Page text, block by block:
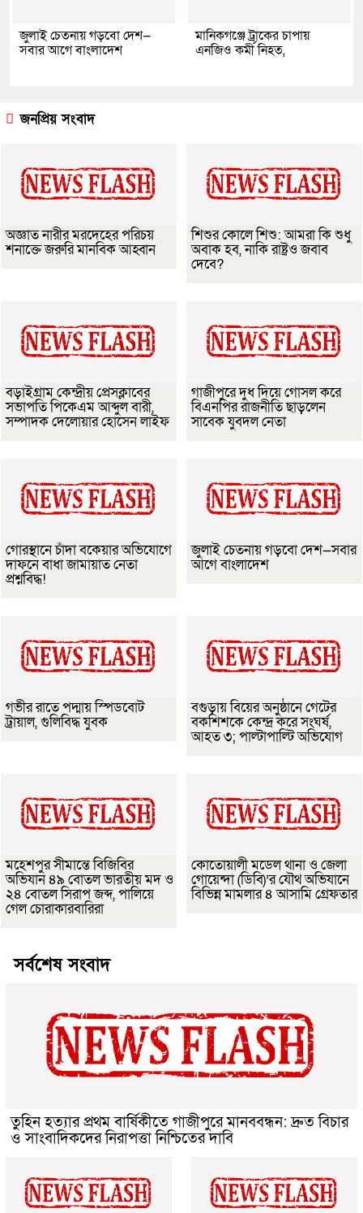
জুলাই চেতনায় গড়বো দেশ—
সবার আগে বাংলাদেশ
মানিকগঞ্জে ট্রাকের চাপায়
এনজিও কর্মী নিহত,
জনপ্রিয় সংবাদ
অজ্ঞাত নারীর মরদেহের পরিচয়
শনাক্তে জরুরি মানবিক আহ্বান
শিশুর কোলে শিশু: আমরা কি শুধু
অবাক হব, নাকি রাষ্ট্রও জবাব
দেবে?
বড়াইগ্রাম কেন্দ্রীয় প্রেসক্লাবের
সভাপতি পিকেএম আব্দুল বারী,
সম্পাদক দেলোয়ার হোসেন লাইফ
গাজীপুরে দুধ দিয়ে গোসল করে
বিএনপির রাজনীতি ছাড়লেন
সাবেক যুবদল নেতা
গোরস্থানে চাঁদা বকেয়ার অভিযোগে
দাফনে বাধা জামায়াত নেতা
প্রশ্নবিদ্ধ!
জুলাই চেতনায় গড়বো দেশ—সবার
আগে বাংলাদেশ
গভীর রাতে পদ্মায় স্পিডবোট
ট্রায়াল, গুলিবিদ্ধ যুবক
বগুড়ায় বিয়ের অনুষ্ঠানে গেটের
বকশিশকে কেন্দ্র করে সংঘর্ষ,
আহত ৩; পাল্টাপাল্টি অভিযোগ
মহেশপুর সীমান্তে বিজিবির
অভিযান ৪৯ বোতল ভারতীয় মদ ও
২৪ বোতল সিরাপ জব্দ, পালিয়ে
গেল চোরাকারবারিরা
কোতোয়ালী মডেল থানা ও জেলা
গোয়েন্দা (ডিবি)’র যৌথ অভিযানে
বিভিন্ন মামলার ৪ আসামি গ্রেফতার
সর্বশেষ সংবাদ
তুহিন হত্যার প্রথম বার্ষিকীতে গাজীপুরে মানববন্ধন: দ্রুত বিচার
ও সাংবাদিকদের নিরাপত্তা নিশ্চিতের দাবি